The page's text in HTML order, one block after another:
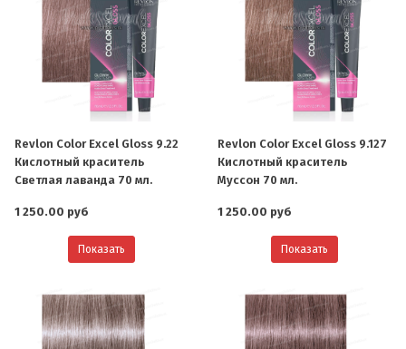
Revlon Color Excel Gloss 9.22
Кислотный краситель
Светлая лаванда 70 мл.
1 250.00 руб
Показать
Revlon Color Excel Gloss 9.127
Кислотный краситель
Муссон 70 мл.
1 250.00 руб
Показать